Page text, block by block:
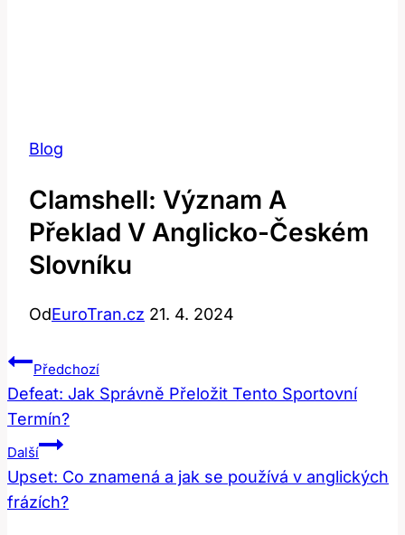
Blog
Clamshell: Význam A
Překlad V Anglicko-Českém
Slovníku
OdEuroTran.cz 21. 4. 2024
Navigace
Pro
Příspěvek
Předchozí
Defeat: Jak Správně Přeložit Tento Sportovní
Termín?
Další
Upset: Co znamená a jak se používá v anglických
frázích?